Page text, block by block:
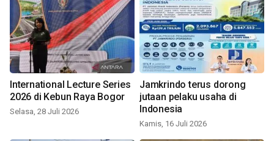
International Lecture Series
2026 di Kebun Raya Bogor
Selasa, 28 Juli 2026
Jamkrindo terus dorong
jutaan pelaku usaha di
Indonesia
Kamis, 16 Juli 2026